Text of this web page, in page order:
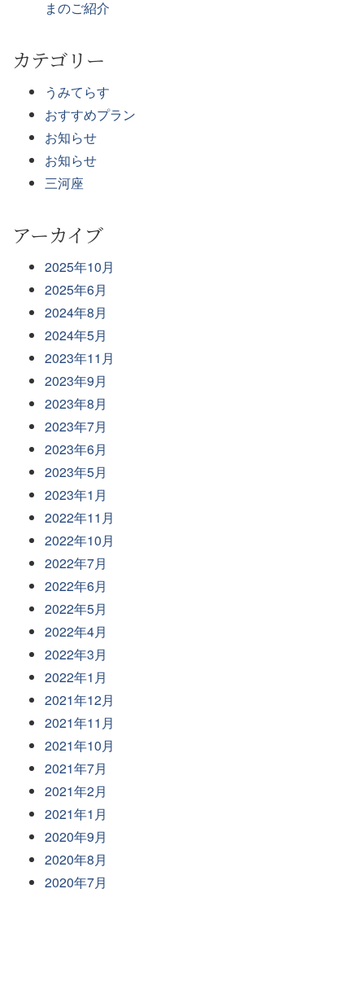
まのご紹介
カテゴリー
うみてらす
おすすめプラン
お知らせ
お知らせ
三河座
アーカイブ
2025年10月
2025年6月
2024年8月
2024年5月
2023年11月
2023年9月
2023年8月
2023年7月
2023年6月
2023年5月
2023年1月
2022年11月
2022年10月
2022年7月
2022年6月
2022年5月
2022年4月
2022年3月
2022年1月
2021年12月
2021年11月
2021年10月
2021年7月
2021年2月
2021年1月
2020年9月
2020年8月
2020年7月